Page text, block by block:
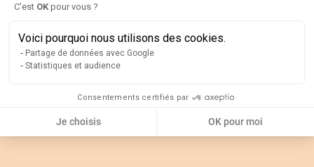
C'est OK pour vous ?
Voici pourquoi nous utilisons des cookies.
Partage de données avec Google
Statistiques et audience
Consentements certifiés par
Je choisis OK pour moi
Rappel
Catégories associées